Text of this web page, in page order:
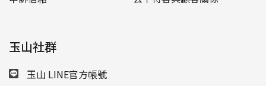
玉山社群
玉山 LINE官方帳號